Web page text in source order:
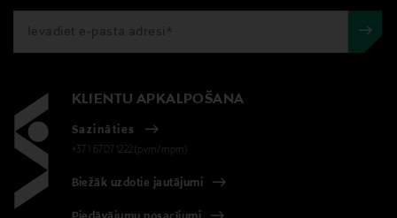
KLIENTU APKALPOŠANA
Sazināties
+371 67071222(pvm/mpm)
Biežāk uzdotie jautājumi